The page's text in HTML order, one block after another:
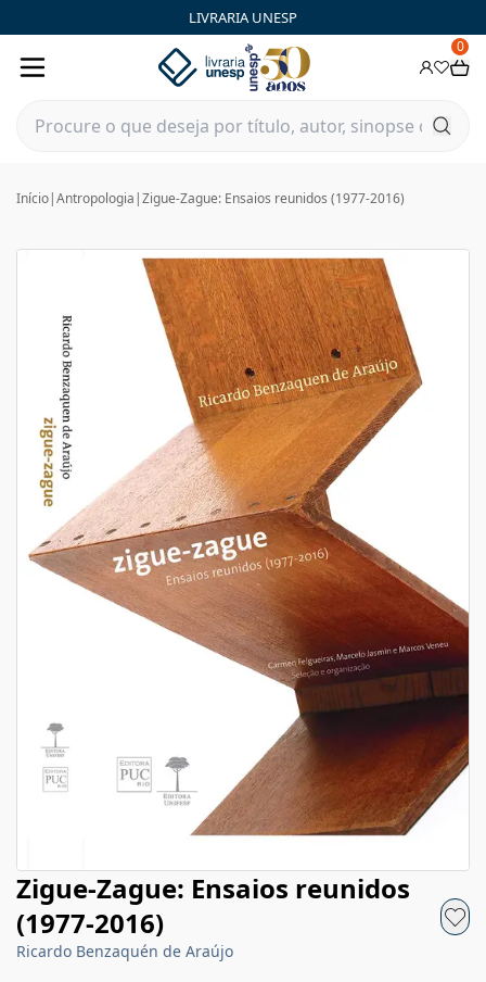
LIVRARIA UNESP
0
Início|Antropologia |Zigue-Zague: Ensaios reunidos (1977-2016)
Zigue-Zague: Ensaios reunidos
(1977-2016)
Ricardo Benzaquén de Araújo